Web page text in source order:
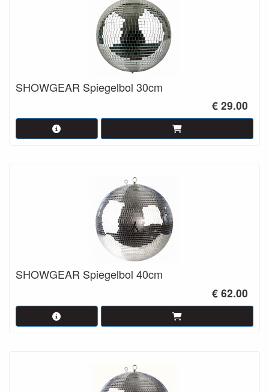
SHOWGEAR Spiegelbol 30cm
€ 29.00
SHOWGEAR Spiegelbol 40cm
€ 62.00